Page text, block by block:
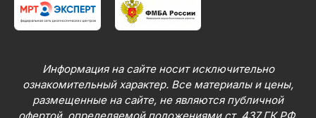
Информация на сайте носит исключительно
ознакомительный характер. Все материалы и цены,
размещенные на сайте, не являются публичной